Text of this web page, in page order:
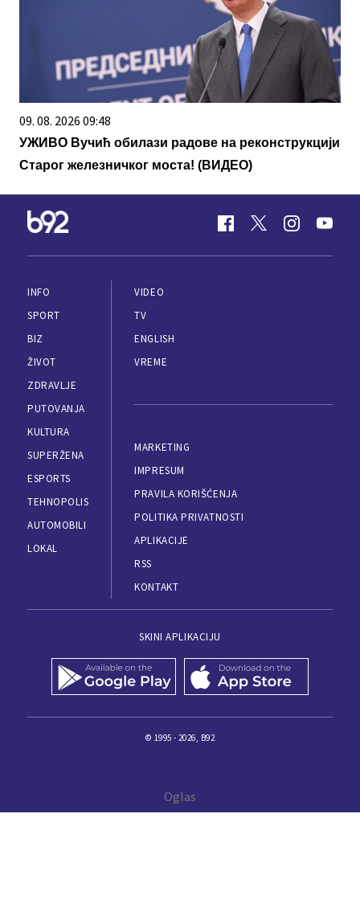
09. 08. 2026 09:48
УЖИВО Вучић обилази радове на реконструкцији
Старог железничког моста! (ВИДЕО)
INFO
SPORT
BIZ
ŽIVOT
ZDRAVLJE
PUTOVANJA
KULTURA
SUPERŽENA
ESPORTS
TEHNOPOLIS
AUTOMOBILI
LOKAL
VIDEO
TV
ENGLISH
VREME
MARKETING
IMPRESUM
PRAVILA KORIŠĆENJA
POLITIKA PRIVATNOSTI
APLIKACIJE
RSS
KONTAKT
SKINI APLIKACIJU
© 1995 - 2026, B92